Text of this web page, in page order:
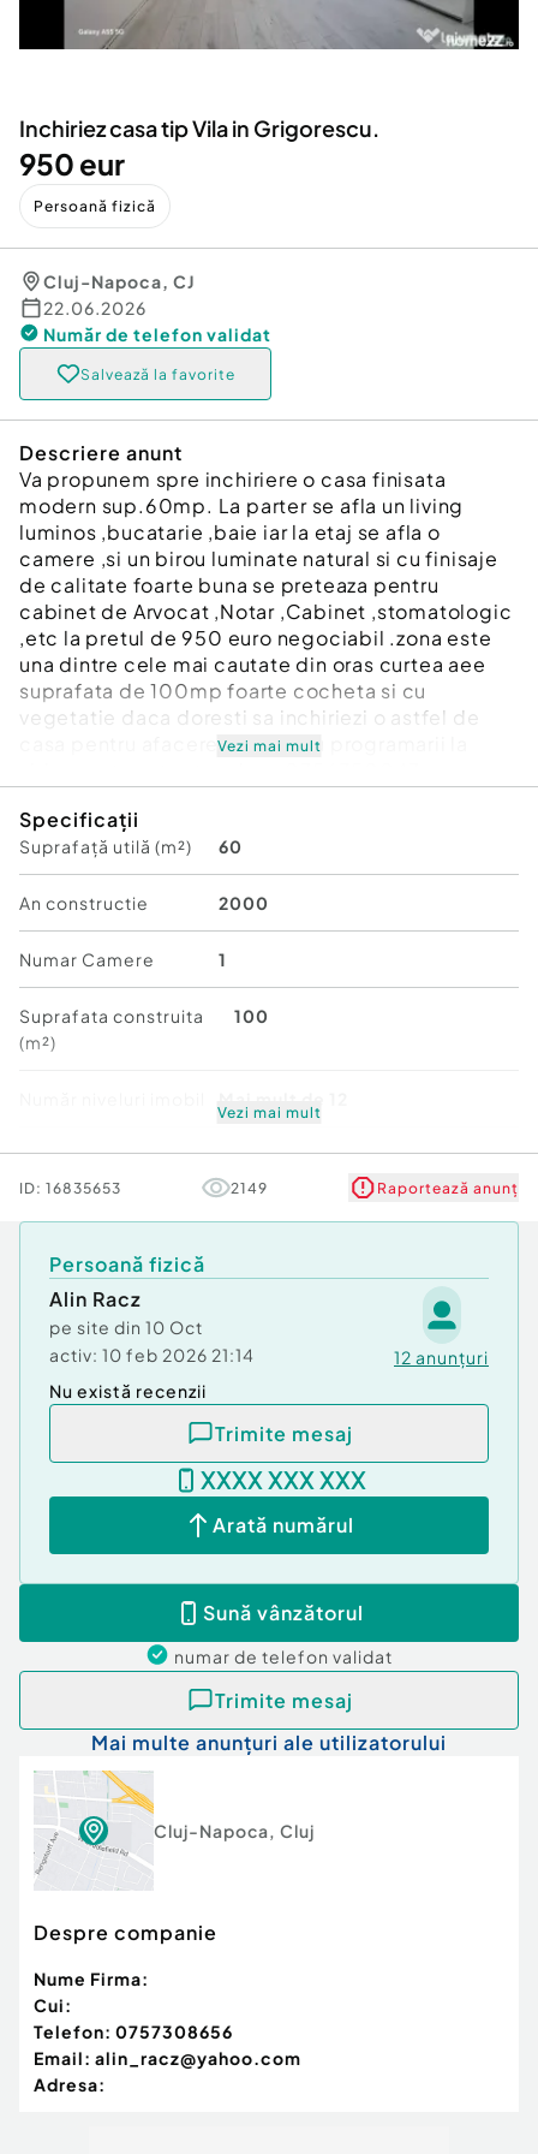
Servicii
Inchiriere Bunuri si Vehicule
Utilaje agricole si industriale
Piese auto si accesorii
Inchiriez casa tip Vila in Grigorescu.
950 eur
Persoană fizică
Cluj-Napoca, CJ
22.06.2026
Număr de telefon validat
Salvează la favorite
Descriere anunt
Va propunem spre inchiriere o casa finisata
modern sup.60mp. La parter se afla un living
luminos ,bucatarie ,baie iar la etaj se afla o
camere ,si un birou luminate natural si cu finisaje
de calitate foarte buna se preteaza pentru
cabinet de Arvocat ,Notar ,Cabinet ,stomatologic
,etc la pretul de 950 euro negociabil .zona este
una dintre cele mai cautate din oras curtea aee
suprafata de 100mp foarte cocheta si cu
vegetatie daca doresti sa inchiriezi o astfel de
casa pentru afacerea ta pentru programarii la
Număr niveluri imobil:mai mult de 12
Număr Băi:1
Posibilitate parcare: Da
Nr. locuri parcare:1
Curent
Apă
Canalizare
Gaz
Vezi mai mult
Specificații
Suprafață utilă (m²) 60
An constructie 2000
Numar Camere 1
Suprafata construita
(m²)
100
Stare Bună
Vezi mai mult
ID: 16835653 2149 Raportează anunț
Persoană fizică
Alin Racz
pe site din 10 Oct
activ: 10 feb 2026 21:14 12 anunțuri
Nu există recenzii
Trimite mesaj
XXXX XXX XXX
Arată numărul
Sună vânzătorul
numar de telefon validat
Trimite mesaj
Mai multe anunțuri ale utilizatorului
Cluj-Napoca, Cluj
Despre companie
Nume Firma:
Cui:
Telefon: 0757308656
Email: alin_racz@yahoo.com
Adresa: